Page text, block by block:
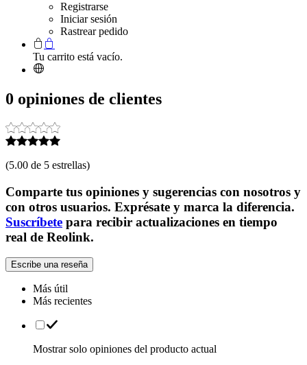
Registrarse
Iniciar sesión
Rastrear pedido
Tu carrito está vacío.
0 opiniones de clientes
(5.00 de 5 estrellas)
Comparte tus opiniones y sugerencias con nosotros y
con otros usuarios. Exprésate y marca la diferencia.
Suscríbete para recibir actualizaciones en tiempo
real de Reolink.
Escribe una reseña
Más útil
Más recientes
Mostrar solo opiniones del producto actual